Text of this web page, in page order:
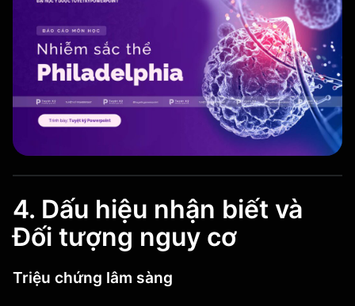
4. Dấu hiệu nhận biết và
Đối tượng nguy cơ
Triệu chứng lâm sàng